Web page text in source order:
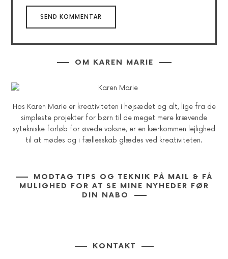
OM KAREN MARIE
Hos Karen Marie er kreativiteten i højsædet og alt, lige fra de
simpleste projekter for børn til de meget mere krævende
sytekniske forløb for øvede voksne, er en kærkommen lejlighed
til at mødes og i fællesskab glædes ved kreativiteten.
MODTAG TIPS OG TEKNIK PÅ MAIL & FÅ
MULIGHED FOR AT SE MINE NYHEDER FØR
DIN NABO
KONTAKT